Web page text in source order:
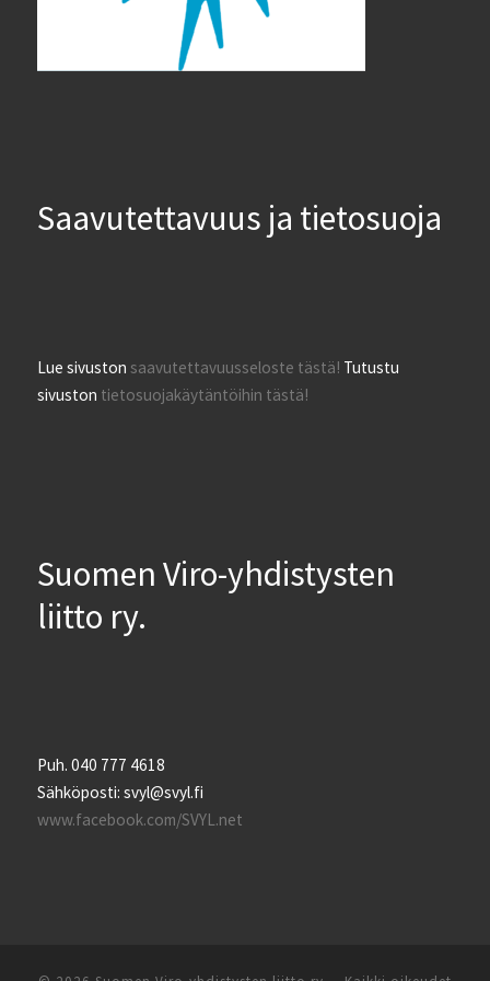
Saavutettavuus ja tietosuoja
Lue sivustonsaavutettavuusseloste tästä! Tutustu
sivuston tietosuojakäytäntöihin tästä!
Suomen Viro-yhdistysten
liitto ry.
Puh. 040 777 4618
Sähköposti: svyl@svyl.fi
www.facebook.com/SVYL.net